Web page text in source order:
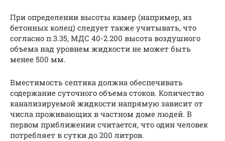
При определении высоты камер (например, из
бетонных колец) следует также учитывать, что
согласно п.3.35, МДС 40-2.200 высота воздушного
объема над уровнем жидкости не может быть
менее 500 мм.
Вместимость септика должна обеспечивать
содержание суточного объема стоков. Количество
канализируемой жидкости напрямую зависит от
числа проживающих в частном доме людей. В
первом приближении считается, что один человек
потребляет в сутки до 200 литров.